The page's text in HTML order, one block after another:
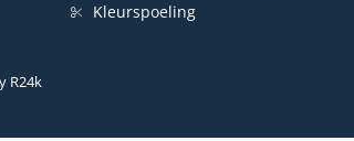
Kleurspoeling
R24k